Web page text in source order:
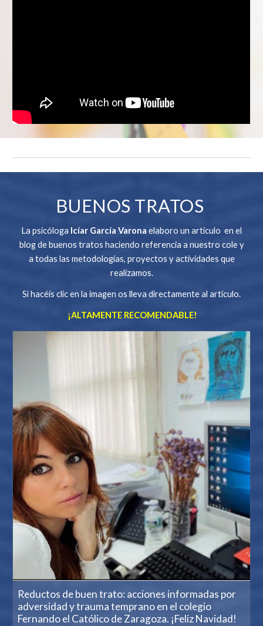
BUENOS TRATOS
La psicóloga Icíar García Varona elaboro un artículo en el
blog de buenos tratos haciendo referencia a nuestro cole y
a todas las metodologías, proyectos y actividades que
realizamos.
Si hacéis clic en la imagen os lleva directamente al artículo.
¡ALTAMENTE RECOMENDABLE!
Reductos de buen trato: acciones informadas por
adversidad y trauma temprano en el colegio
Fernando el Católico de Zaragoza. ¡Feliz Navidad!